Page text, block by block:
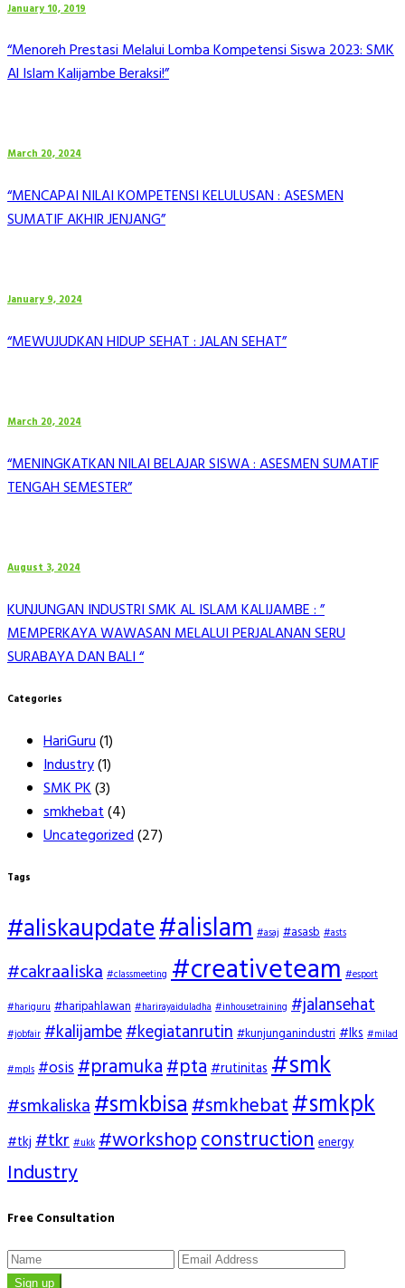
January 10, 2019
“Menoreh Prestasi Melalui Lomba Kompetensi Siswa 2023: SMK
Al Islam Kalijambe Beraksi!”
March 20, 2024
“MENCAPAI NILAI KOMPETENSI KELULUSAN : ASESMEN
SUMATIF AKHIR JENJANG”
January 9, 2024
“MEWUJUDKAN HIDUP SEHAT : JALAN SEHAT”
March 20, 2024
“MENINGKATKAN NILAI BELAJAR SISWA : ASESMEN SUMATIF
TENGAH SEMESTER”
August 3, 2024
KUNJUNGAN INDUSTRI SMK AL ISLAM KALIJAMBE : ”
MEMPERKAYA WAWASAN MELALUI PERJALANAN SERU
SURABAYA DAN BALI “
Categories
HariGuru(1)
Industry(1)
SMK PK(3)
smkhebat(4)
Uncategorized(27)
Tags
#aliskaupdate#alislam #asaj #asasb #asts
#cakraaliska #classmeeting #creativeteam #esport
#hariguru #haripahlawan #harirayaiduladha #inhousetraining #jalansehat
#jobfair #kalijambe#kegiatanrutin#kunjunganindustri#lks #milad
#mpls #osis#pramuka#pta#rutinitas#smk
#smkaliska#smkbisa#smkhebat#smkpk
#tkj #tkr #ukk #workshopconstructionenergy
Industry
Free Consultation
Sign up